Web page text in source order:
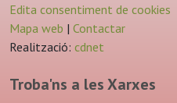
Edita consentiment de cookies
Mapa web | Contactar
Realització: cdnet
Troba'ns a les Xarxes